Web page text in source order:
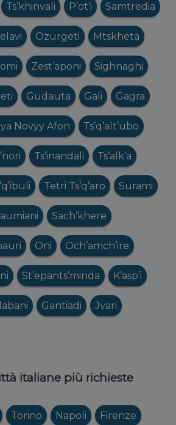
Ts’khinvali P’ot’i Samtredia
Ozurgeti Mtskheta
Zest’aponi Sighnaghi
Gudauta Gali Gagra
Novyy Afon Ts’q’alt’ubo
Ts’inandali Ts’alk’a
Tetri Ts’q’aro Surami
Sach’khere
Oni Och’amch’ire
St’epants’minda K’asp’i
Gantiadi Jvari
italiane più richieste
Torino Napoli Firenze